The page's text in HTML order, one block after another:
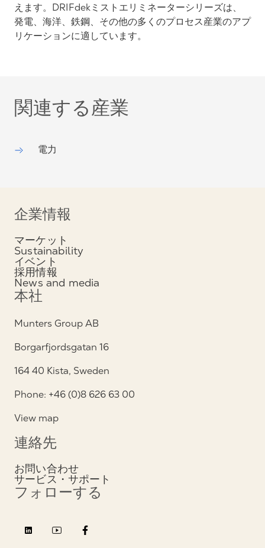
えます。DRIFdekミストエリミネーターシリーズは、
発電、海洋、鉄鋼、その他の多くのプロセス産業のアプ
リケーションに適しています。
関連する産業
電力
企業情報
マーケット
Sustainability
イベント
採用情報
News and media
本社
Munters Group AB
Borgarfjordsgatan 16
164 40 Kista, Sweden
Phone: +46 (0)8 626 63 00
View map
連絡先
お問い合わせ
サービス・サポート
フォローする